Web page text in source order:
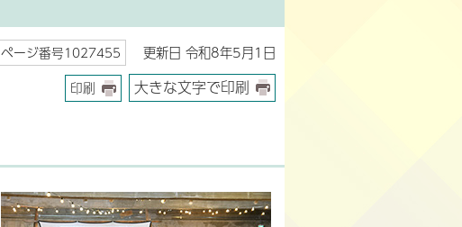
ページ番号1027455 更新日 令和8年5月1日
印刷 大きな文字で印刷